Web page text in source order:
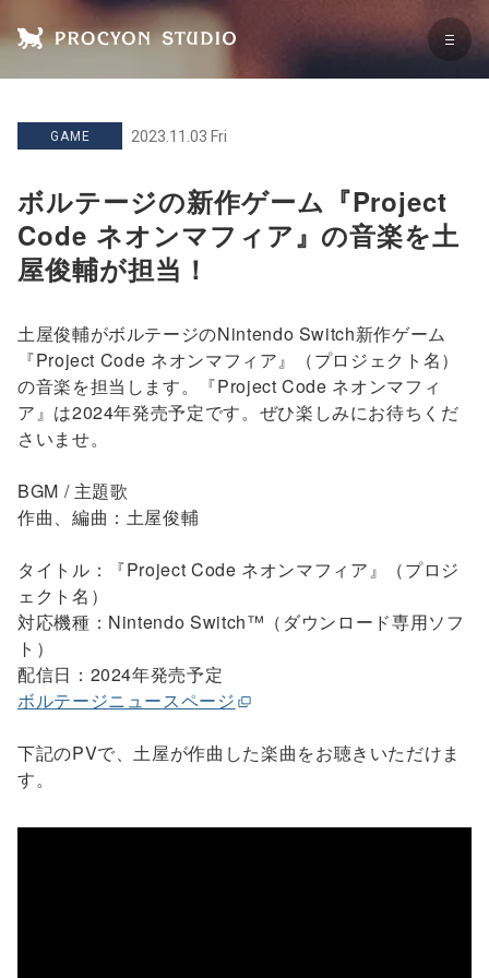
GAME 2023.11.03 Fri
ボルテージの新作ゲーム『Project
Code ネオンマフィア』の音楽を土
屋俊輔が担当！
土屋俊輔がボルテージのNintendo Switch新作ゲーム
『Project Code ネオンマフィア』（プロジェクト名）
の音楽を担当します。『Project Code ネオンマフィ
ア』は2024年発売予定です。ぜひ楽しみにお待ちくだ
さいませ。
BGM / 主題歌
作曲、編曲：土屋俊輔
タイトル：『Project Code ネオンマフィア』（プロジ
ェクト名）
対応機種：Nintendo Switch™（ダウンロード専用ソフ
ト）
配信日：2024年発売予定
ボルテージニュースページ
下記のPVで、土屋が作曲した楽曲をお聴きいただけま
す。